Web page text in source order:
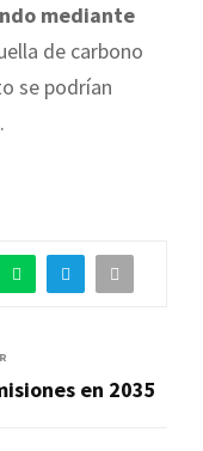
mediante
de carbono
se podrían
en 2035